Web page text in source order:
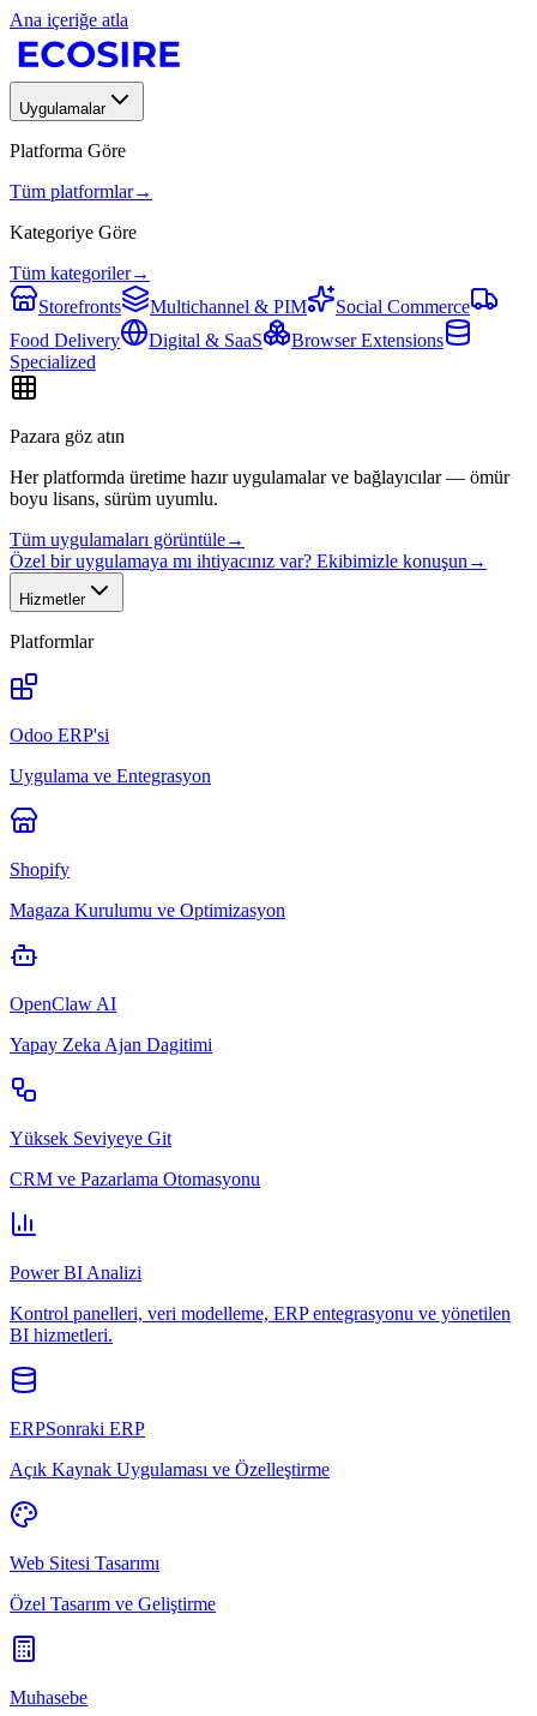
Ana içeriğe atla
Uygulamalar
Platforma Göre
Tüm platformlar→
Kategoriye Göre
Tüm kategoriler→
Storefronts
Multichannel & PIM
Social Commerce
Food Delivery
Digital & SaaS
Browser Extensions
Specialized
Pazara göz atın
Her platformda üretime hazır uygulamalar ve bağlayıcılar — ömür
boyu lisans, sürüm uyumlu.
Tüm uygulamaları görüntüle→
Özel bir uygulamaya mı ihtiyacınız var? Ekibimizle konuşun →
Hizmetler
Platformlar
Odoo ERP'si
Uygulama ve Entegrasyon
Shopify
Magaza Kurulumu ve Optimizasyon
OpenClaw AI
Yapay Zeka Ajan Dagitimi
Yüksek Seviyeye Git
CRM ve Pazarlama Otomasyonu
Power BI Analizi
Kontrol panelleri, veri modelleme, ERP entegrasyonu ve yönetilen
BI hizmetleri.
ERPSonraki ERP
Açık Kaynak Uygulaması ve Özelleştirme
Web Sitesi Tasarımı
Özel Tasarım ve Geliştirme
Muhasebe